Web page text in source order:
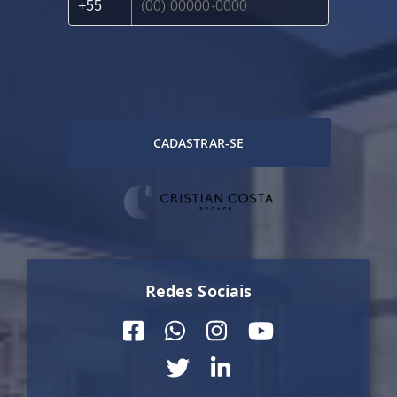
CADASTRAR-SE
Redes Sociais